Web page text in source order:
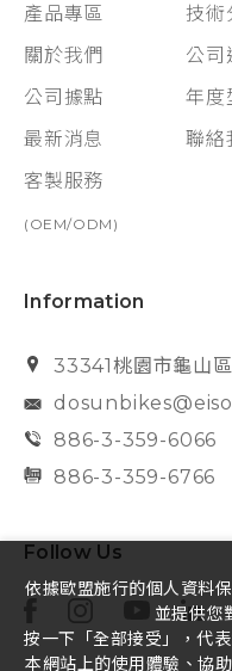
產品專區 技術
關於我們
公司
公司據點
年度
最新消息
聯絡
客製服務
(OEM/ODM)
Information
33341桃園市龜山
886-3-359-6066
886-3-359-6766
Follow Us
依據歐盟施行的個人資料
並提供您
按一下「全部接受」，代
本網站上的使用體驗、協